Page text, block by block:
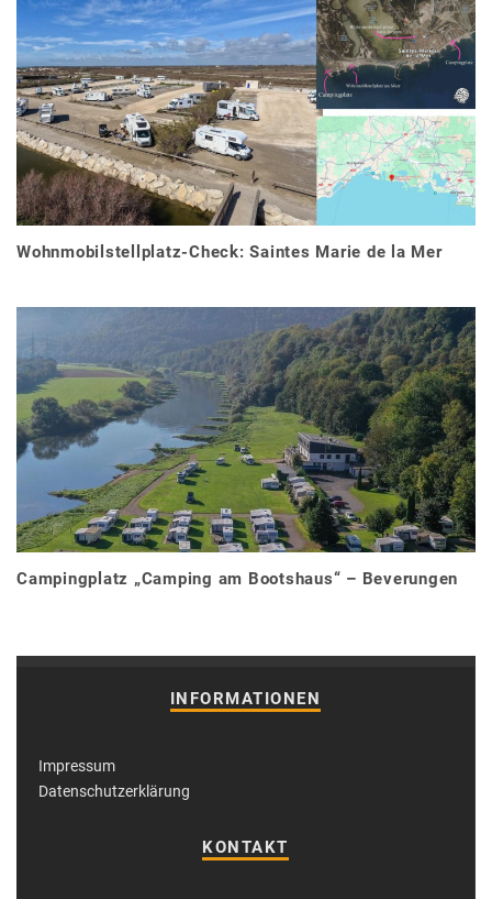
Wohnmobilstellplatz-Check: Saintes Marie de la Mer
Campingplatz „Camping am Bootshaus“ – Beverungen
INFORMATIONEN
Impressum
Datenschutzerklärung
KONTAKT